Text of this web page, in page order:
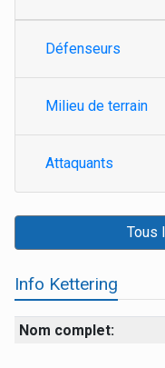
Défenseurs
Milieu de terrain
Attaquants
Tous
Info Kettering
Nom complet: